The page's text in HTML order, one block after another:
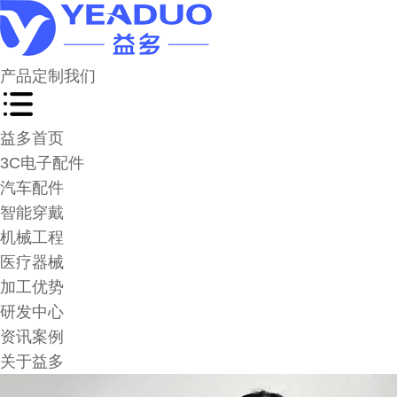
产品定制 我们
益多首页
3C电子配件
汽车配件
智能穿戴
机械工程
医疗器械
加工优势
研发中心
资讯案例
关于益多